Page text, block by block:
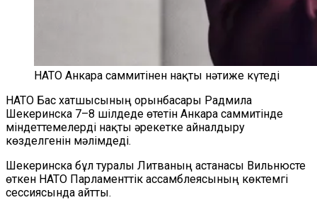
НАТО Анкара саммитінен нақты нәтиже күтеді
НАТО Бас хатшысының орынбасары Радмила
Шекеринска 7–8 шілдеде өтетін Анкара саммитінде
міндеттемелерді нақты әрекетке айналдыру
көзделгенін мәлімдеді.
Шекеринска бұл туралы Литваның астанасы Вильнюсте
өткен НАТО Парламенттік ассамблеясының көктемгі
сессиясында айтты.